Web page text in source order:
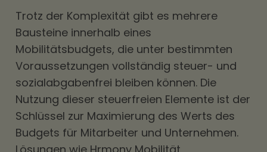
Trotz der Komplexität gibt es mehrere
Bausteine innerhalb eines
Mobilitätsbudgets, die unter bestimmten
Voraussetzungen vollständig steuer- und
sozialabgabenfrei bleiben können. Die
Nutzung dieser steuerfreien Elemente ist der
Schlüssel zur Maximierung des Werts des
Budgets für Mitarbeiter und Unternehmen.